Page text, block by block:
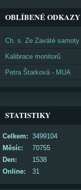
OBLÍBENÉ ODKAZY
Ch. s. Ze Zaváté samoty
Kalibrace monitorů
Petra Štarková - MUA
STATISTIKY
Online: 31
Celkem: 3499104
Měsíc:
70755
Den:
1538